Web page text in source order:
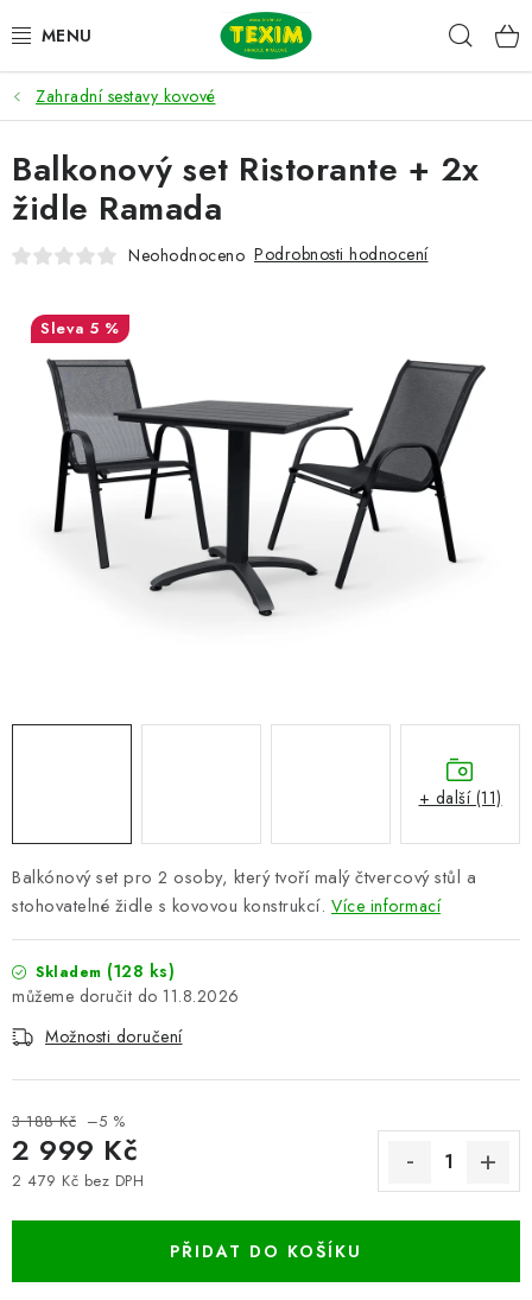
na
ZAHRADNÍ SESTAVY
ŽIDLE
STOLY
LEHÁTKA
POLSTRY
DOPLŇKY
PERGOLY
NOVINKY
Nákup na splátky ESSOX
Zahradní sestavy kovové
Balkónový set pro 2 osoby, který tvoří malý čtvercový stůl a
stohovatelné židle s kovovou konstrukcí. Více informací
Skladem (128 ks)
11.8.2026
Možnosti doručení
3 188 Kč –5 %
2 999 Kč
2 479 Kč bez DPH
PŘIDAT DO KOŠÍKU
Balkonový set Ristorante + 2x
židle Ramada
Neohodnoceno Podrobnosti hodnocení
5 %
+ další (11)